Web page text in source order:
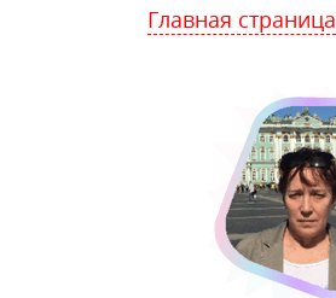
Главная страница